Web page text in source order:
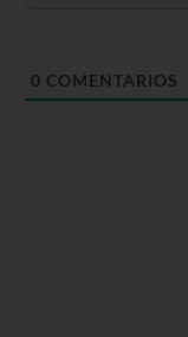
0 COMENTARIOS